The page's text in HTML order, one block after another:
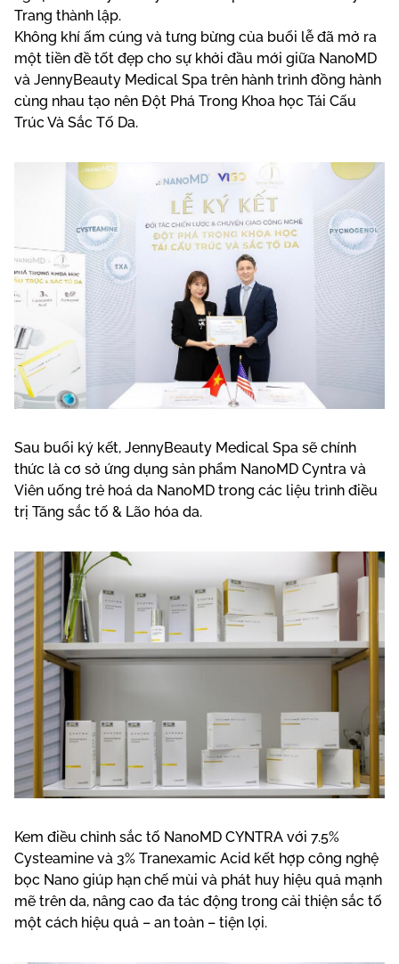
Trang thành lập.
Không khí ấm cúng và tưng bừng của buổi lễ đã mở ra
một tiền đề tốt đẹp cho sự khởi đầu mới giữa NanoMD
và JennyBeauty Medical Spa trên hành trình đồng hành
cùng nhau tạo nên Đột Phá Trong Khoa học Tái Cấu
Trúc Và Sắc Tố Da.
Sau buổi ký kết, JennyBeauty Medical Spa sẽ chính
thức là cơ sở ứng dụng sản phẩm NanoMD Cyntra và
Viên uống trẻ hoá da NanoMD trong các liệu trình điều
trị Tăng sắc tố & Lão hóa da.
Kem điều chỉnh sắc tố NanoMD CYNTRA với 7.5%
Cysteamine và 3% Tranexamic Acid kết hợp công nghệ
bọc Nano giúp hạn chế mùi và phát huy hiệu quả mạnh
mẽ trên da, nâng cao đa tác động trong cải thiện sắc tố
một cách hiệu quả – an toàn – tiện lợi.